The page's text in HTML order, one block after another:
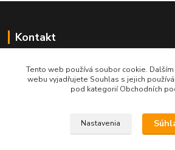
Kontakt
E-shop: +421 902 212 007
od 8:00 - do 16:00 hod
Tento web používá soubor cookie.
webu vyjadřujete Souhlas s jejich
pod kategorií Obchodních
Nastavenia